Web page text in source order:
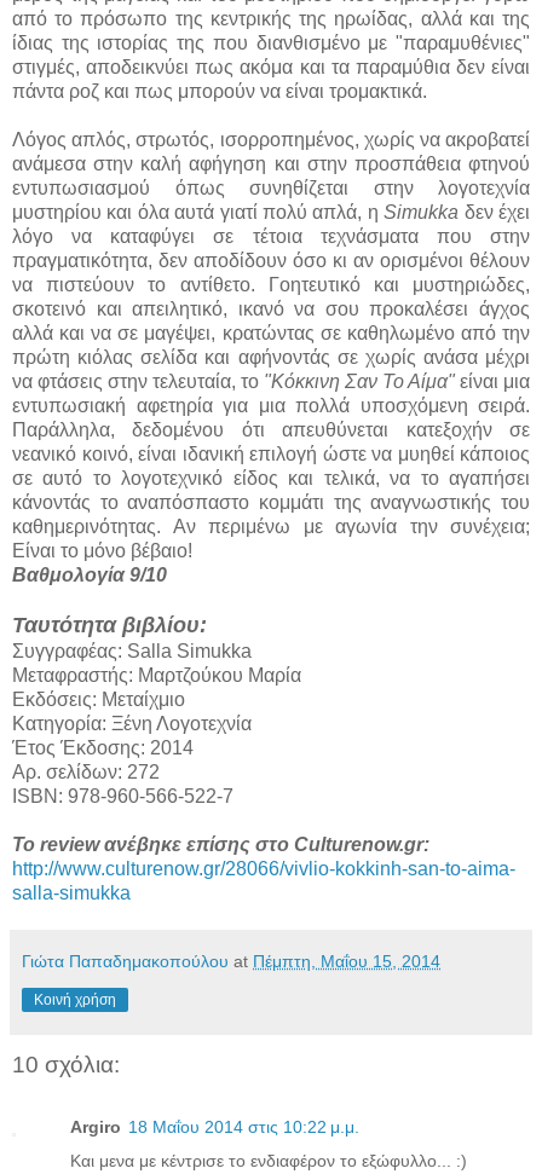
από το πρόσωπο της κεντρικής της ηρωίδας, αλλά και της
ίδιας της ιστορίας της που διανθισμένο με "παραμυθένιες"
στιγμές, αποδεικνύει πως ακόμα και τα παραμύθια δεν είναι
πάντα ροζ και πως μπορούν να είναι τρομακτικά.
Λόγος απλός, στρωτός, ισορροπημένος, χωρίς να ακροβατεί
ανάμεσα στην καλή αφήγηση και στην προσπάθεια φτηνού
εντυπωσιασμού όπως συνηθίζεται στην λογοτεχνία
μυστηρίου και όλα αυτά γιατί πολύ απλά, ηSimukka δεν έχει
λόγο να καταφύγει σε τέτοια τεχνάσματα που στην
πραγματικότητα, δεν αποδίδουν όσο κι αν ορισμένοι θέλουν
να πιστεύουν το αντίθετο. Γοητευτικό και μυστηριώδες,
σκοτεινό και απειλητικό, ικανό να σου προκαλέσει άγχος
αλλά και να σε μαγέψει, κρατώντας σε καθηλωμένο από την
πρώτη κιόλας σελίδα και αφήνοντάς σε χωρίς ανάσα μέχρι
να φτάσεις στην τελευταία, το "Κόκκινη Σαν Το Αίμα" είναι μια
εντυπωσιακή αφετηρία για μια πολλά υποσχόμενη σειρά.
Παράλληλα, δεδομένου ότι απευθύνεται κατεξοχήν σε
νεανικό κοινό, είναι ιδανική επιλογή ώστε να μυηθεί κάποιος
σε αυτό το λογοτεχνικό είδος και τελικά, να το αγαπήσει
κάνοντάς το αναπόσπαστο κομμάτι της αναγνωστικής του
καθημερινότητας. Αν περιμένω με αγωνία την συνέχεια;
Είναι το μόνο βέβαιο!
Βαθμολογία 9/10
Ταυτότητα βιβλίου:
Συγγραφέας: Salla Simukka
Μεταφραστής: Μαρτζούκου Μαρία
Εκδόσεις: Μεταίχμιο
Κατηγορία: Ξένη Λογοτεχνία
Έτος Έκδοσης: 2014
Αρ. σελίδων: 272
ISBN: 978-960-566-522-7
Το review ανέβηκε επίσης στο Culturenow.gr:
http://www.culturenow.gr/28066/vivlio-kokkinh-san-to-aima-
salla-simukka
Γιώτα Παπαδημακοπούλου at Πέμπτη, Μαΐου 15, 2014
Κοινή χρήση
10 σχόλια:
Argiro 18 Μαΐου 2014 στις 10:22 μ.μ.
Και μενα με κέντρισε το ενδιαφέρον το εξώφυλλο... :)